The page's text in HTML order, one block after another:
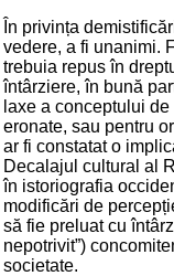
În privința
vedere, a fi unanimi.
trebuia repus în
întârziere, în bună
laxe a conceptului
eronate, sau pentru
ar fi constatat o
Decalajul cultural al
în istoriografia
modificări de
să fie preluat cu
nepotrivit”)
societate.